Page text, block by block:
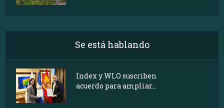
Se está hablando
Index y WLO suscriben
acuerdo para ampliar...